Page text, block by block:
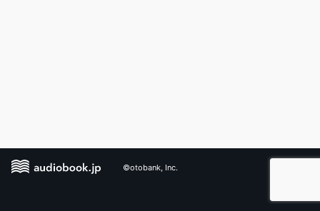
©otobank, Inc.